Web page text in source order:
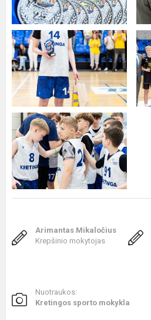
Arimantas Mikaločius
Krepšinio mokytojas
Nuotraukos:
Kretingos sporto mokykla